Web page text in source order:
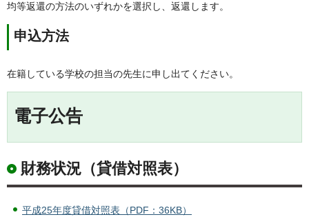
均等返還の方法のいずれかを選択し、返還します。
申込方法
在籍している学校の担当の先生に申し出てください。
電子公告
財務状況（貸借対照表）
平成25年度貸借対照表（PDF：36KB）